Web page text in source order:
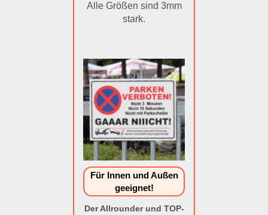
Alle Größen sind 3mm
stark.
Für Innen und Außen
geeignet!
Der Allrounder und TOP-